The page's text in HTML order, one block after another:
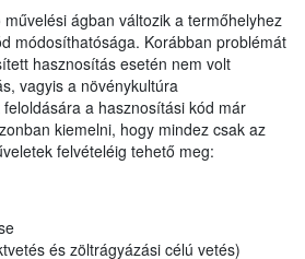
ágban változik a termőhelyhez
módosíthatósága. Korábban problémát
hasznosítás esetén nem volt
vagyis a növénykultúra
a hasznosítási kód már
kiemelni, hogy mindez csak az
felvételéig tehető meg:
és zöltrágyázási célú vetés)